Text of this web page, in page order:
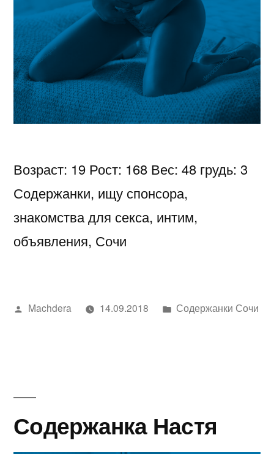
Возраст: 19 Рост: 168 Вес: 48 грудь: 3
Содержанки, ищу спонсора,
знакомства для секса, интим,
объявления, Сочи
Написано
Machdera 14.09.2018
Написано
Содержанки Сочи
Содержанка Настя